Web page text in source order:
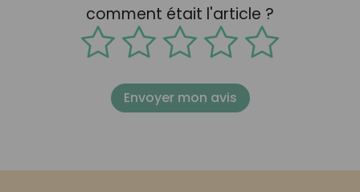
comment était l'article ?
Envoyer mon avis